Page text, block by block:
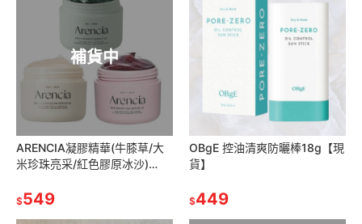
補貨中
ARENCIA凝膠精華(牛膝草/大
米珍珠亮采/紅色膠原冰沙)
$549
OBgE 控油清爽防曬棒18g【現
貨】
$449